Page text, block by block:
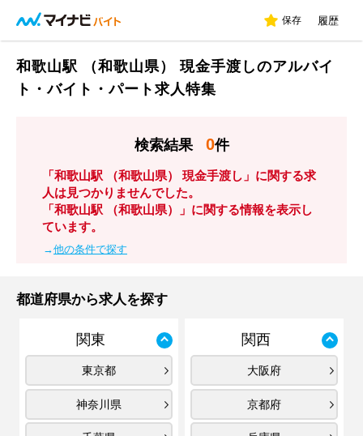
保存 履歴
和歌山駅 （和歌山県） 現金手渡しのアルバイ
ト・バイト・パート求人特集
検索結果 0件
「和歌山駅 （和歌山県） 現金手渡し」に関する求
人は見つかりませんでした。
「和歌山駅 （和歌山県）」に関する情報を表示し
ています。
→他の条件で探す
都道府県から求人を探す
関東
東京都
神奈川県
関西
大阪府
京都府